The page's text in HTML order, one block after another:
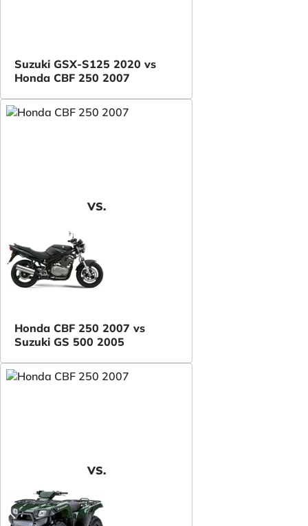
Suzuki GSX-S125 2020 vs
Honda CBF 250 2007
VS.
Honda CBF 250 2007 vs
Suzuki GS 500 2005
VS.